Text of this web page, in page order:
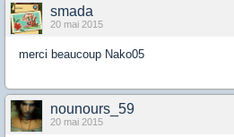
smada
20 mai 2015
merci beaucoup Nako05
nounours_59
20 mai 2015